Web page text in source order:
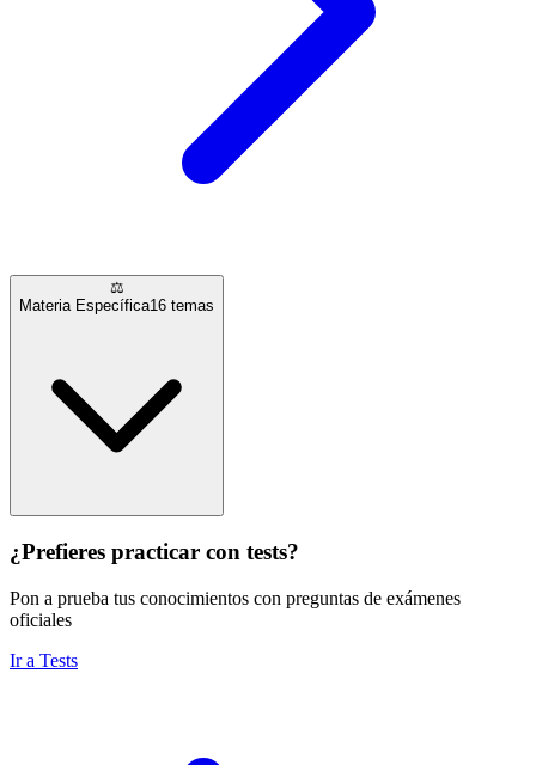
⚖️
Materia Específica16 temas
¿Prefieres practicar con tests?
Pon a prueba tus conocimientos con preguntas de exámenes
oficiales
Ir a Tests